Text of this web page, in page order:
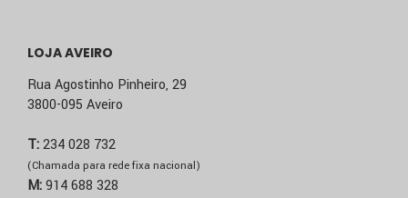
LOJA AVEIRO
Rua Agostinho Pinheiro, 29
3800-095 Aveiro
T:234 028 732
(Chamada para rede fixa nacional)
M:914 688 328